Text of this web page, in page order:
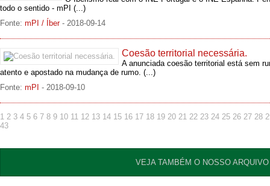
todo o sentido - mPI (...)
Fonte: mPI / Íber - 2018-09-14
Coesão territorial necessária.
A anunciada coesão territorial está sem
atento e apostado na mudança de rumo. (...)
Fonte: mPI - 2018-09-10
1 2 3 4 5 6 7 8 9 10 11 12 13 14 15 16 17 18 19 20 21 22 23 24 25 26 27 28
43
VEJA TAMBÉM O NOSSO